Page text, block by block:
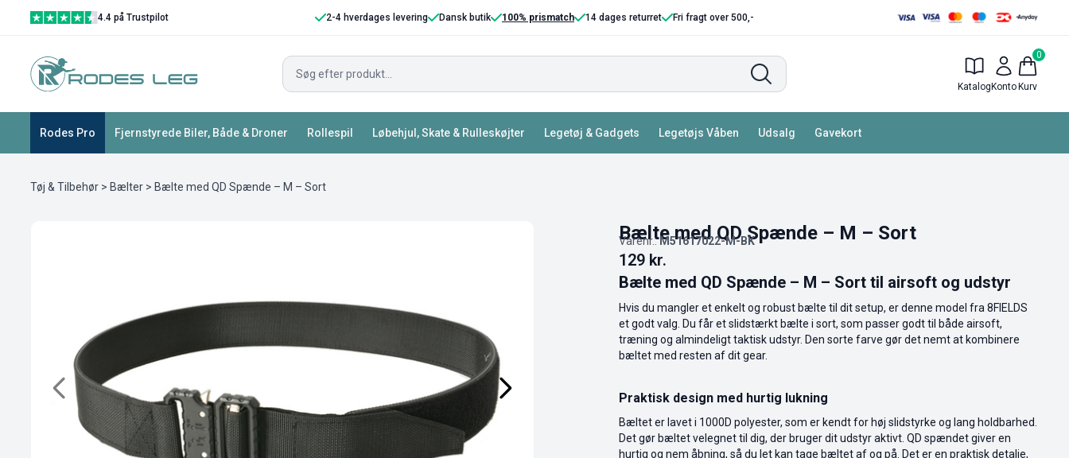
4.4 på Trustpilot 2-4 hverdages levering Dansk butik 100% prismatch 14 dages returret Fri fragt over 500,-
Katalog Konto
0
Kurv
Rodes Pro Fjernstyrede Biler, Både & Droner Rollespil Løbehjul, Skate & Rulleskøjter Legetøj & Gadgets Legetøjs Våben Udsalg Gavekort
Tøj & Tilbehør > Bælter > Bælte med QD Spænde – M – Sort
Bælte med QD Spænde – M – Sort
Varenr.:M51617022-M-BK
129 kr.
Bælte med QD Spænde – M – Sort til airsoft og udstyr
Hvis du mangler et enkelt og robust bælte til dit setup, er denne model fra 8FIELDS
et godt valg. Du får et slidstærkt bælte i sort, som passer godt til både airsoft,
træning og almindeligt taktisk udstyr. Den sorte farve gør det nemt at kombinere
bæltet med resten af dit gear.
Praktisk design med hurtig lukning
Bæltet er lavet i 1000D polyester, som er kendt for høj slidstyrke og lang holdbarhed.
Det gør bæltet velegnet til dig, der bruger dit udstyr aktivt. QD spændet giver en
hurtig og nem åbning, så du let kan tage bæltet af og på. Det er en praktisk detalje,